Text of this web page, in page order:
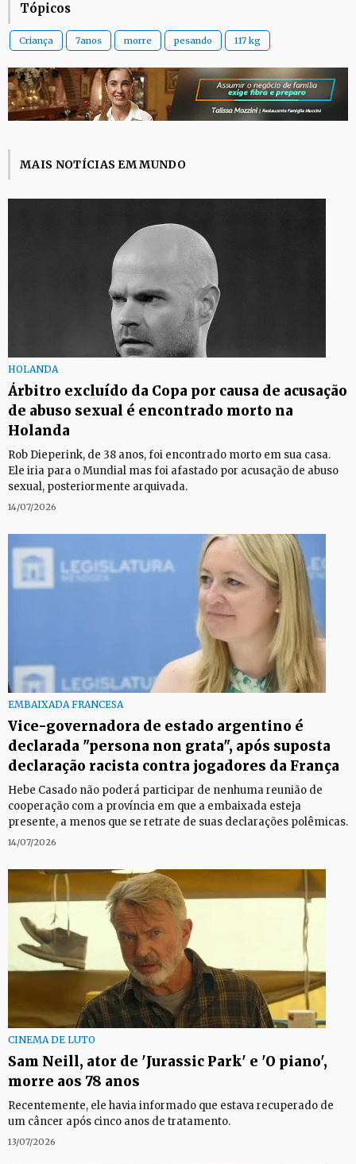
Tópicos
Criança 7anos morre pesando 117 kg
MAIS NOTÍCIAS EM MUNDO
HOLANDA
Árbitro excluído da Copa por causa de acusação
de abuso sexual é encontrado morto na
Holanda
Rob Dieperink, de 38 anos, foi encontrado morto em sua casa.
Ele iria para o Mundial mas foi afastado por acusação de abuso
sexual, posteriormente arquivada.
14/07/2026
EMBAIXADA FRANCESA
Vice-governadora de estado argentino é
declarada "persona non grata", após suposta
declaração racista contra jogadores da França
Hebe Casado não poderá participar de nenhuma reunião de
cooperação com a província em que a embaixada esteja
presente, a menos que se retrate de suas declarações polêmicas.
14/07/2026
CINEMA DE LUTO
Sam Neill, ator de 'Jurassic Park' e 'O piano',
morre aos 78 anos
Recentemente, ele havia informado que estava recuperado de
um câncer após cinco anos de tratamento.
13/07/2026